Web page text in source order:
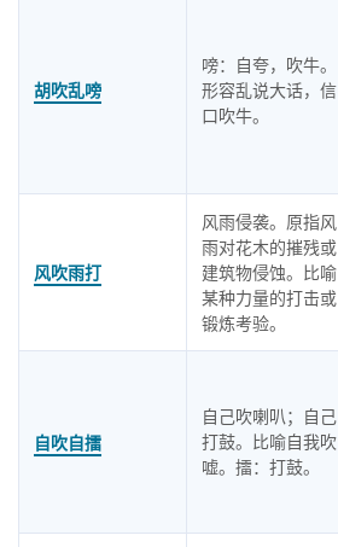
胡吹乱嗙
嗙：自夸，吹牛。
形容乱说大话，信
口吹牛。
风吹雨打
风雨侵袭。原指风
雨对花木的摧残或
建筑物侵蚀。比喻
某种力量的打击或
锻炼考验。
自吹自擂
自己吹喇叭；自己
打鼓。比喻自我吹
嘘。擂：打鼓。